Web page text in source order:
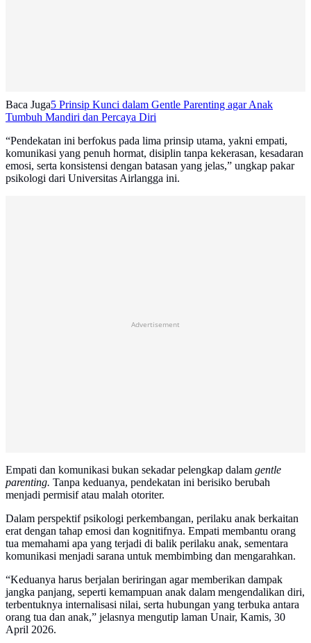
Baca Juga5 Prinsip Kunci dalam Gentle Parenting agar Anak
Tumbuh Mandiri dan Percaya Diri
“Pendekatan ini berfokus pada lima prinsip utama, yakni empati,
komunikasi yang penuh hormat, disiplin tanpa kekerasan, kesadaran
emosi, serta konsistensi dengan batasan yang jelas,” ungkap pakar
psikologi dari Universitas Airlangga ini.
Advertisement
Empati dan komunikasi bukan sekadar pelengkap dalam gentle
parenting. Tanpa keduanya, pendekatan ini berisiko berubah
menjadi permisif atau malah otoriter.
Dalam perspektif psikologi perkembangan, perilaku anak berkaitan
erat dengan tahap emosi dan kognitifnya. Empati membantu orang
tua memahami apa yang terjadi di balik perilaku anak, sementara
komunikasi menjadi sarana untuk membimbing dan mengarahkan.
“Keduanya harus berjalan beriringan agar memberikan dampak
jangka panjang, seperti kemampuan anak dalam mengendalikan diri,
terbentuknya internalisasi nilai, serta hubungan yang terbuka antara
orang tua dan anak,” jelasnya mengutip laman Unair, Kamis, 30
April 2026.